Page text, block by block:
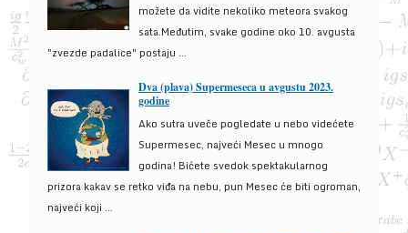
možete da vidite nekoliko meteora svakog
sata.Međutim, svake godine oko 10. avgusta
"zvezde padalice" postaju ...
Dva (plava) Supermeseca u avgustu 2023.
godine
Ako sutra uveče pogledate u nebo videćete
Supermesec, najveći Mesec u mnogo
godina! Bićete svedok spektakularnog
prizora kakav se retko viđa na nebu, pun Mesec će biti ogroman,
najveći koji ...